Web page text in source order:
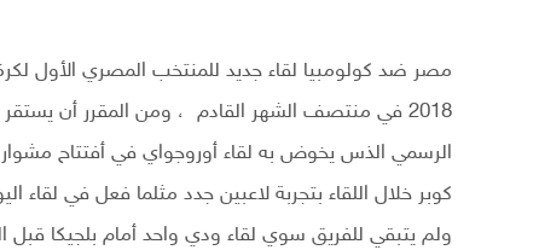
مصر ضد كولومبيا لقاء جديد للمنتخب المصري الأول
2018 في منتصف الشهر القادم ، ومن المقرر أن يستقر
كوبر خلال اللقاء بتجربة لاعبين جدد مثلما فعل في
ولم يتبقي للفريق سوي لقاء ودي واحد أمام بلجيكا